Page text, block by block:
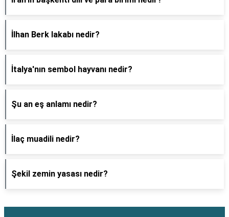
İlhan Berk lakabı nedir?
İtalya'nın sembol hayvanı nedir?
Şu an eş anlamı nedir?
İlaç muadili nedir?
Şekil zemin yasası nedir?